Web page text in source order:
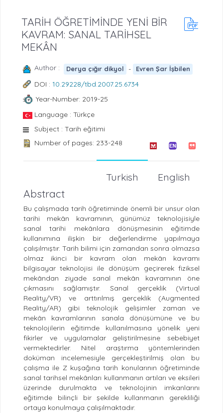
TARİH ÖĞRETİMİNDE YENİ BİR
KAVRAM: SANAL TARİHSEL
MEKÂN
Author : Derya çığır dikyol - Evren Şar İşbilen
DOI : 10.29228/tbd.2007.25.6734
Year-Number: 2019-25
Language : Türkçe
Subject : Tarih eğitimi
Number of pages: 233-248
English
Turkish
Abstract
Bu çalışmada tarih öğretiminde önemli bir unsur olan
tarihi mekân kavramının, günümüz teknolojisiyle
sanal tarihi mekânlara dönüşmesinin eğitimde
kullanımına ilişkin bir değerlendirme yapılmaya
çalışılmıştır. Tarih bilimi için zamandan sonra olmazsa
olmaz ikinci bir kavram olan mekân kavramı
bilgisayar teknolojisi ile dönüşüm geçirerek fiziksel
mekândan ziyade sanal mekân kavramının öne
çıkmasını sağlamıştır. Sanal gerçeklik (Virtual
Reality/VR) ve arttırılmış gerçeklik (Augmented
Reality/AR) gibi teknolojik gelişimler zaman ve
mekân kavramlarının sanala dönüşümüne ve bu
teknolojilerin eğitimde kullanılmasına yönelik yeni
fikirler ve uygulamalar geliştirilmesine sebebiyet
vermektedirler. Nitel araştırma yöntemlerinden
doküman incelemesiyle gerçekleştirilmiş olan bu
çalışma ile Z kuşağına tarih konularının öğretiminde
sanal tarihsel mekânları kullanmanın artıları ve eksileri
üzerinde durulmakta ve teknolojinin imkanlarını
eğitimde bilinçli bir şekilde kullanmanın gerekliliği
ortaya konulmaya çalışılmaktadır.